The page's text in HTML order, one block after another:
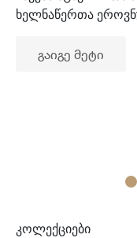
ხელნაწერთა
გაიგე მეტი
კოლექციები